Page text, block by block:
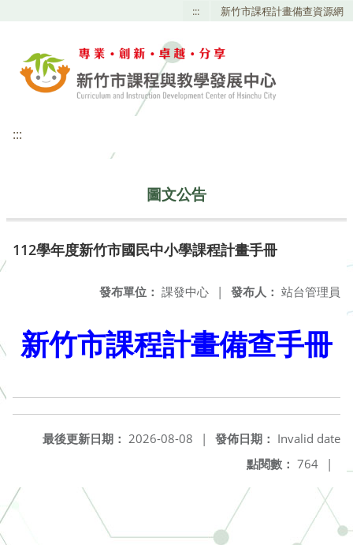
::: 新竹市課程計畫備查資源網
:::
圖文公告
112學年度新竹市國民中小學課程計畫手冊
發布人： 站台管理員
發布單位： 課發中心 |
新竹市課程計畫備查手冊
發佈日期： Invalid date
最後更新日期： 2026-08-08
|
點閱數： 764 |